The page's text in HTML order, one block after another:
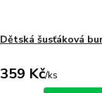
Dětská šusťáková
359 Kč/ks